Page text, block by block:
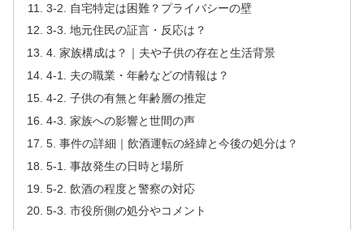
3-2. 自宅特定は困難？プライバシーの壁
3-3. 地元住民の証言・反応は？
4. 家族構成は？｜夫や子供の存在と生活背景
4-1. 夫の職業・年齢などの情報は？
4-2. 子供の有無と年齢層の推定
4-3. 家族への影響と世間の声
5. 事件の詳細｜飲酒運転の経緯と今後の処分は？
5-1. 事故発生の日時と場所
5-2. 飲酒の程度と警察の対応
5-3. 市役所側の処分やコメント